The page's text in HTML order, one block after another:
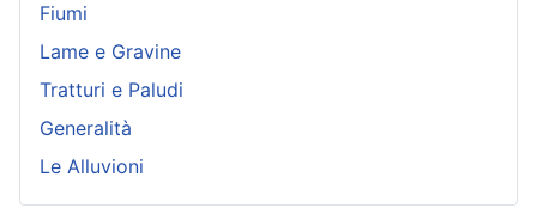
Fiumi
Lame e Gravine
Tratturi e Paludi
Generalità
Le Alluvioni